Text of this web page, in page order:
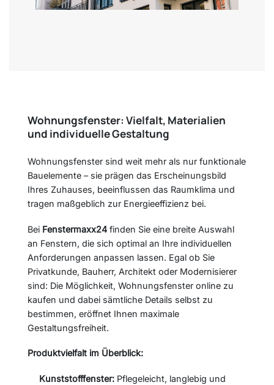
Wohnungsfenster: Vielfalt, Materialien
und individuelle Gestaltung
Wohnungsfenster sind weit mehr als nur funktionale
Bauelemente – sie prägen das Erscheinungsbild
Ihres Zuhauses, beeinflussen das Raumklima und
tragen maßgeblich zur Energieeffizienz bei.
Bei Fenstermaxx24 finden Sie eine breite Auswahl
an Fenstern, die sich optimal an Ihre individuellen
Anforderungen anpassen lassen. Egal ob Sie
Privatkunde, Bauherr, Architekt oder Modernisierer
sind: Die Möglichkeit, Wohnungsfenster online zu
kaufen und dabei sämtliche Details selbst zu
bestimmen, eröffnet Ihnen maximale
Gestaltungsfreiheit.
Produktvielfalt im Überblick:
Kunststofffenster:Pflegeleicht, langlebig und